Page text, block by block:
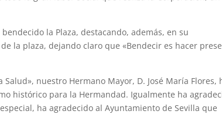
la Plaza, destacando, además, en su
la plaza, dejando claro que «Bendecir es hacer
nuestro Hermano Mayor, D. José María Flores,
histórico para la Hermandad. Igualmente ha
ha agradecido al Ayuntamiento de Sevilla que